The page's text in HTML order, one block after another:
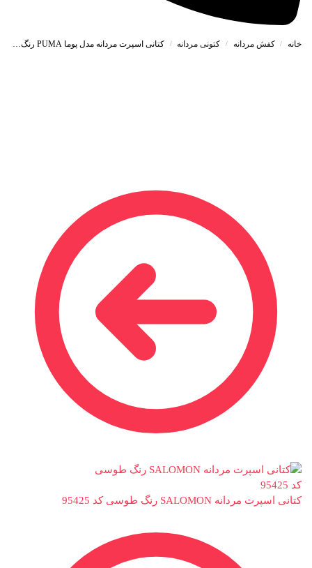
خانه / کفش مردانه / کتونی مردانه / کتانی اسپرت مردانه مدل پوما PUMA رنگ سفید آبی کد 41745
کتانی اسپرت مردانه SALOMON رنگ طوسی کد 95425